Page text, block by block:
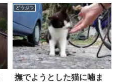
どうぶつ
撫でようとした猫に噛ま